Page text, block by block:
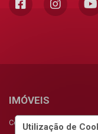
Utilização de
IMÓVEIS
Comprar